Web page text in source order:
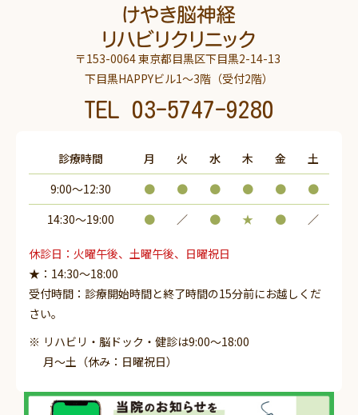
〒153-0064 東京都目黒区下目黒2-14-13
下目黒HAPPYビル1～3階（受付2階）
TEL 03-5747-9280
診療時間 月 火 水 木 金
土
9:00～12:30
● ● ● ● ●
●
14:30〜19:00
● ／ ● ★ ● ／
休診日：火曜午後、土曜午後、日曜祝日
★：14:30～18:00
受付時間：診療開始時間と終了時間の15分前にお越しくだ
さい。
リハビリ・脳ドック・健診は9:00～18:00
月～土（休み：日曜祝日）